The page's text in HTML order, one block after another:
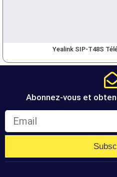
Yealink SIP-T48S
Abonnez-vous et